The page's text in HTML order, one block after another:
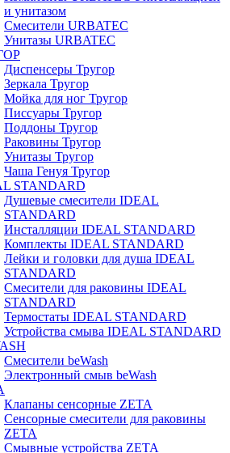
и унитазом
Смесители URBATEC
Унитазы URBATEC
Диспенсеры Тругор
Зеркала Тругор
Мойка для ног Тругор
Писсуары Тругор
Поддоны Тругор
Раковины Тругор
Унитазы Тругор
Чаша Генуя Тругор
STANDARD
Душевые смесители IDEAL
STANDARD
Инсталляции IDEAL STANDARD
Комплекты IDEAL STANDARD
Лейки и головки для душа IDEAL
STANDARD
Смесители для раковины IDEAL
STANDARD
Термостаты IDEAL STANDARD
Устройства смыва IDEAL STANDARD
Смесители beWash
Электронный смыв beWash
Клапаны сенсорные ZETA
Сенсорные смесители для раковины
ZETA
Смывные устройства ZETA